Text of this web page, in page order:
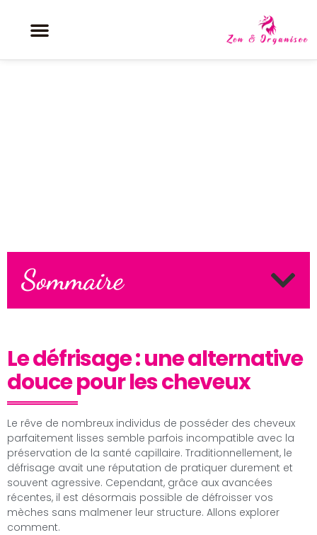
Sommaire
Le défrisage : une alternative
douce pour les cheveux
Le rêve de nombreux individus de posséder des cheveux
parfaitement lisses semble parfois incompatible avec la
préservation de la santé capillaire. Traditionnellement, le
défrisage avait une réputation de pratiquer durement et
souvent agressive. Cependant, grâce aux avancées
récentes, il est désormais possible de défroisser vos
mèches sans malmener leur structure. Allons explorer
comment.